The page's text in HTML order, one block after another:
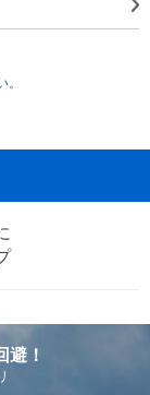
避！